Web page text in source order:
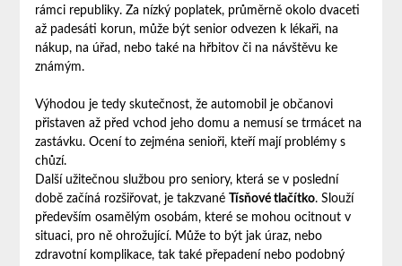
rámci republiky. Za nízký poplatek, průměrně okolo dvaceti
až padesáti korun, může být senior odvezen k lékaři, na
nákup, na úřad, nebo také na hřbitov či na návštěvu ke
známým.
Výhodou je tedy skutečnost, že automobil je občanovi
přistaven až před vchod jeho domu a nemusí se trmácet na
zastávku. Ocení to zejména senioři, kteří mají problémy s
chůzí.
Další užitečnou službou pro seniory, která se v poslední
době začíná rozšiřovat, je takzvané
Tísňové tlačítko. Slouží
především osamělým osobám, které se mohou ocitnout v
situaci, pro ně ohrožující. Může to být jak úraz, nebo
zdravotní komplikace, tak také přepadení nebo podobný